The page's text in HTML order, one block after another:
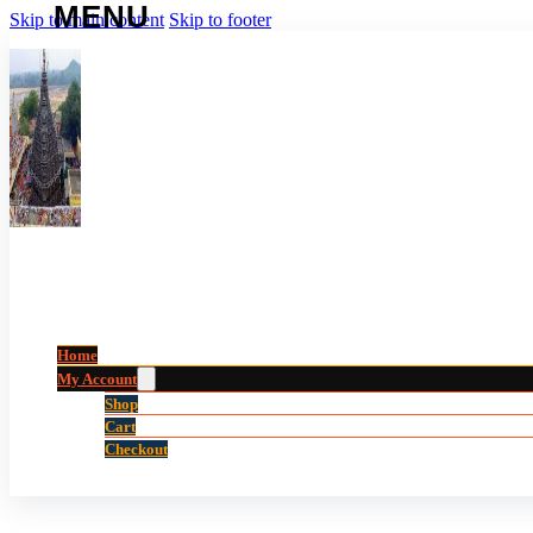
Skip to main content Skip to footer
Home
My Account
Shop
Cart
Checkout